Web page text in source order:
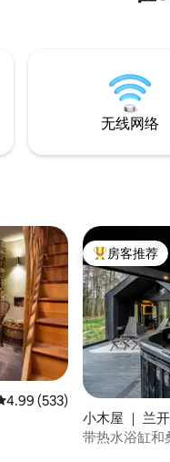
里亚重
「Gill Garth
和带Netflix的
无线网络
均评分 4.99 分（满分 5 分
4.99 (533)
热门「房客推
房客推荐
小木屋 ｜ 兰
带热水浴缸和